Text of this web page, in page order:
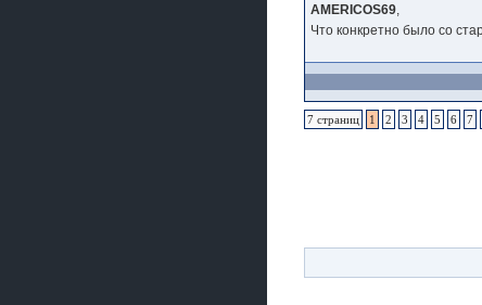
AMERICOS69,
Что конкретно было со
7 страниц 1 2 3 4 5 6 7